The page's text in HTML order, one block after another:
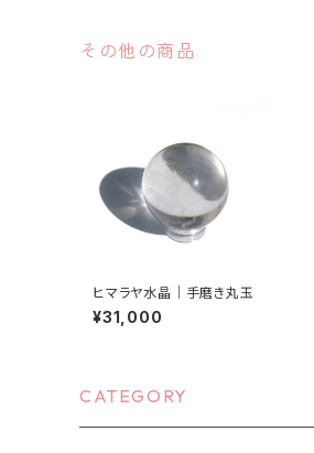
その他の商品
ヒマラヤ水晶｜手磨き丸玉
¥31,000
CATEGORY